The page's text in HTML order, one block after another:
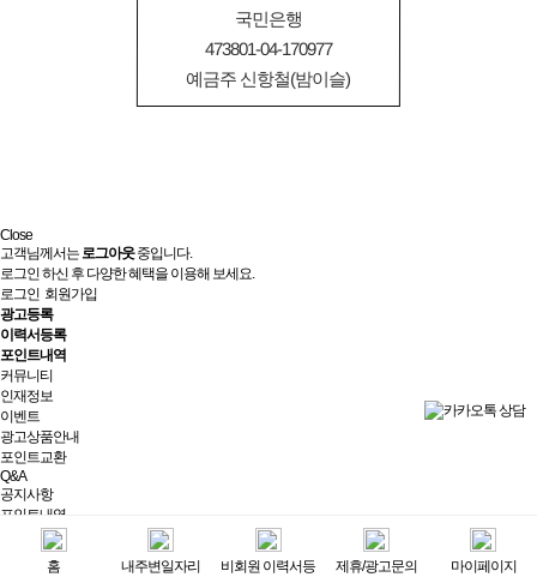
국민은행
473801-04-170977
예금주 신항철(밤이슬)
홈 내주변일자리 비회원 이력서등 제휴/광고문의 마이페이지
Close
고객님께서는로그아웃중입니다.
로그인 하신 후 다양한 혜택을 이용해 보세요.
로그인 회원가입
광고등록
이력서등록
포인트내역
커뮤니티
인재정보
이벤트
광고상품안내
포인트교환
Q&A
공지사항
포인트내역
제휴/광고문의
실시간상담